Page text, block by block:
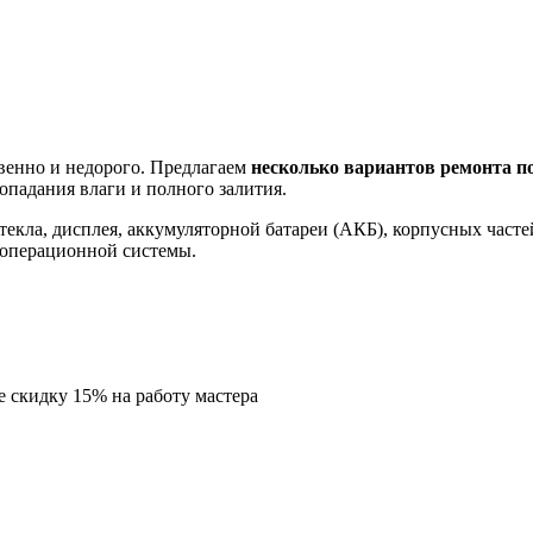
и недорого. Предлагаем несколько вариантов ремонта
влаги и полного залития.
дисплея, аккумуляторной батареи (АКБ), корпусных
системы.
скидку 15% на работу мастера